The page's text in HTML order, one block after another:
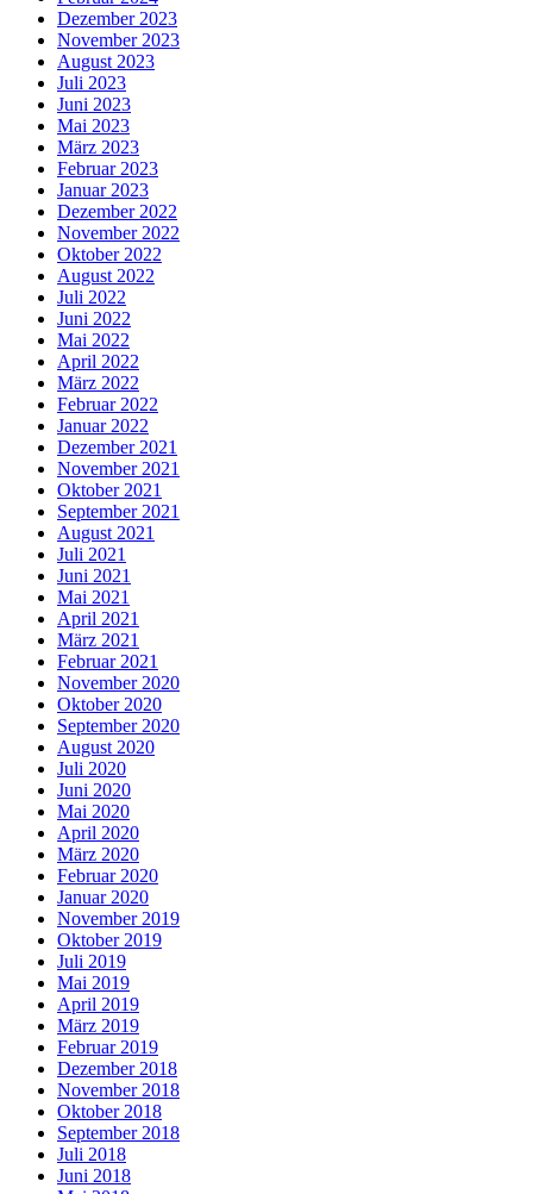
Dezember 2023
November 2023
August 2023
Juli 2023
Juni 2023
Mai 2023
März 2023
Februar 2023
Januar 2023
Dezember 2022
November 2022
Oktober 2022
August 2022
Juli 2022
Juni 2022
Mai 2022
April 2022
März 2022
Februar 2022
Januar 2022
Dezember 2021
November 2021
Oktober 2021
September 2021
August 2021
Juli 2021
Juni 2021
Mai 2021
April 2021
März 2021
Februar 2021
November 2020
Oktober 2020
September 2020
August 2020
Juli 2020
Juni 2020
Mai 2020
April 2020
März 2020
Februar 2020
Januar 2020
November 2019
Oktober 2019
Juli 2019
Mai 2019
April 2019
März 2019
Februar 2019
Dezember 2018
November 2018
Oktober 2018
September 2018
Juli 2018
Juni 2018